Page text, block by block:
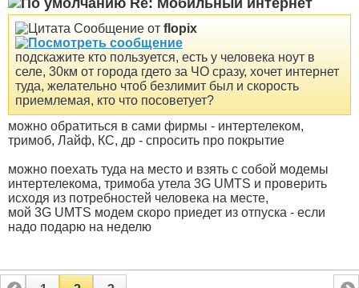
Сообщение от flopix
подскажите кто пользуется, есть у человека ноут в
селе, 30км от города гдето за ЧО сразу, хочет интернет
туда, желательно чтоб безлимит был и скорость
приемлемая, кто что посоветует?
можно обратиться в сами фирмы - интертелеком,
тримоб, Лайф, КС, др - спросить про покрытие
можно поехать туда на место и взять с собой модемы
интертелекома, тримоба утела 3G UMTS и проверить
исходя из потребностей человека на месте,
мой 3G UMTS модем скоро приедет из отпуска - если
надо подарю на неделю